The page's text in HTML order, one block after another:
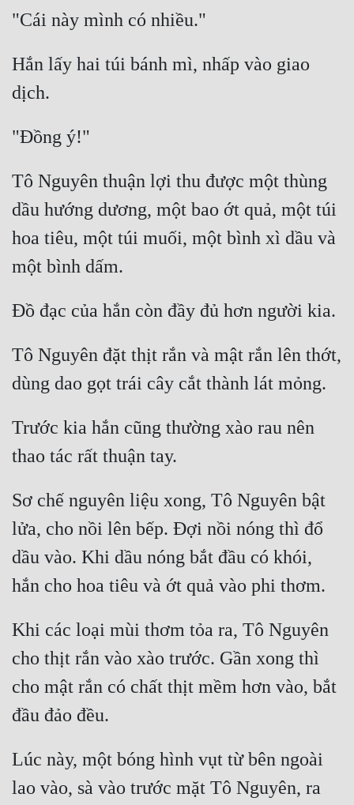
Hắn lấy hai túi bánh mì, nhấp vào giao
Tô Nguyên thuận lợi thu được một thùng
dầu hướng dương, một bao ớt quả, một túi
hoa tiêu, một túi muối, một bình xì dầu và
Tô Nguyên đặt thịt rắn và mật rắn lên thớt,
Trước kia hắn cũng thường xào rau nên
Sơ chế nguyên liệu xong, Tô Nguyên bật
lửa, cho nồi lên bếp. Đợi nồi nóng thì đổ
dầu vào. Khi dầu nóng bắt đầu có khói,
Khi các loại mùi thơm tỏa ra, Tô Nguyên
cho thịt rắn vào xào trước. Gần xong thì
cho mật rắn có chất thịt mềm hơn vào, bắt
Lúc này, một bóng hình vụt từ bên ngoài
lao vào, sà vào trước mặt Tô Nguyên, ra